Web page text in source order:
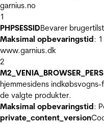
garnius.no
1
PHPSESSIDBevarer
Maksimal opbevaringstid:
www.garnius.dk
2
hjemmesidens
de valgte produkter.
Maksimal opbevaringstid:
private_content_version